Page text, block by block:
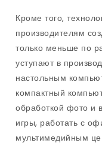
Кроме того,
производителям
только меньше по
уступают в
настольным
компактный
обработкой фото и
игры, работать с
мультимедийным